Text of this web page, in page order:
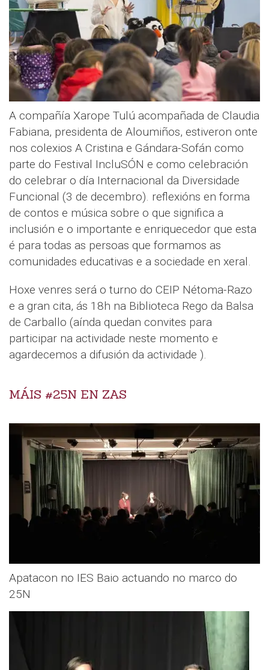
A compañía Xarope Tulú acompañada de Claudia
Fabiana, presidenta de Aloumiños, estiveron onte
nos colexios A Cristina e Gándara-Sofán como
parte do Festival IncluSÓN e como celebración
do celebrar o día Internacional da Diversidade
Funcional (3 de decembro). reflexións en forma
de contos e música sobre o que significa a
inclusión e o importante e enriquecedor que esta
é para todas as persoas que formamos as
comunidades educativas e a sociedade en xeral.
Hoxe venres será o turno do CEIP Nétoma-Razo
e a gran cita, ás 18h na Biblioteca Rego da Balsa
de Carballo (aínda quedan convites para
participar na actividade neste momento e
agardecemos a difusión da actividade ).
MÁIS #25N EN ZAS
Apatacon no IES Baio actuando no marco do
25N